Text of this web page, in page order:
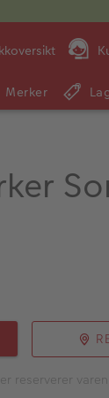
Man -
Merker
reserverer